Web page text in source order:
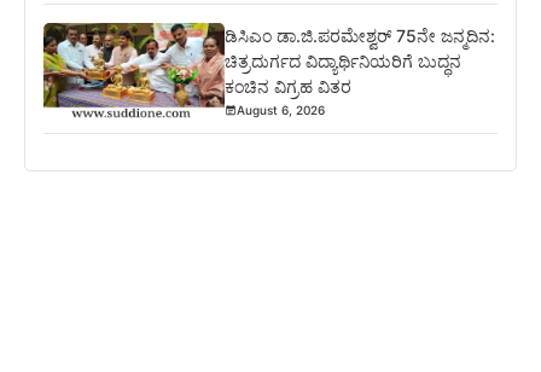
ಡಿಸಿಎಂ ಡಾ.ಜಿ.ಪರಮೇಶ್ವರ್ 75ನೇ ಜನ್ಮದಿನ:
ಚಿತ್ರದುರ್ಗದ ವಿದ್ಯಾರ್ಥಿನಿಯರಿಗೆ ಬುದ್ಧನ
ಕಂಚಿನ ವಿಗ್ರಹ ವಿತರ
August 6, 2026